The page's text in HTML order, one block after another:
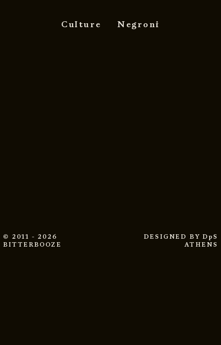
Culture Negroni
© 2011 - 2026
BITTERBOOZE
DESIGNED BY DpS
ATHENS